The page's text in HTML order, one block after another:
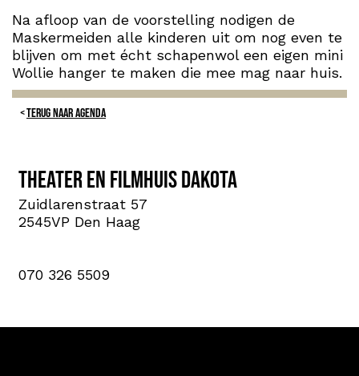
Na afloop van de voorstelling nodigen de
Maskermeiden alle kinderen uit om nog even te
blijven om met écht schapenwol een eigen mini
Wollie hanger te maken die mee mag naar huis.
TERUG NAAR AGENDA
Theater en Filmhuis Dakota
Zuidlarenstraat 57
2545VP Den Haag
070 326 5509